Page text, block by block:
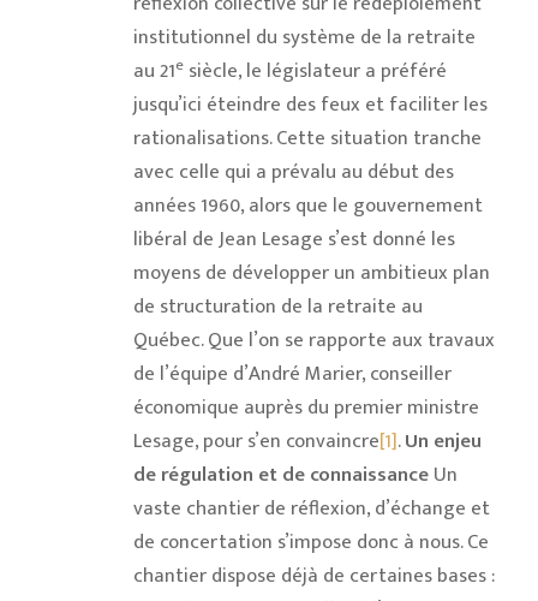
institutionnel du système de la retraite
au 21esiècle, le législateur a préféré
jusqu’ici éteindre des feux et faciliter les
rationalisations. Cette situation tranche
avec celle qui a prévalu au début des
années 1960, alors que le gouvernement
libéral de Jean Lesage s’est donné les
moyens de développer un ambitieux plan
de structuration de la retraite au
Québec. Que l’on se rapporte aux travaux
de l’équipe d’André Marier, conseiller
économique auprès du premier ministre
Lesage, pour s’en convaincre[1].Un enjeu
de régulation et de connaissanceUn
vaste chantier de réflexion, d’échange et
de concertation s’impose donc à nous. Ce
chantier dispose déjà de certaines bases :